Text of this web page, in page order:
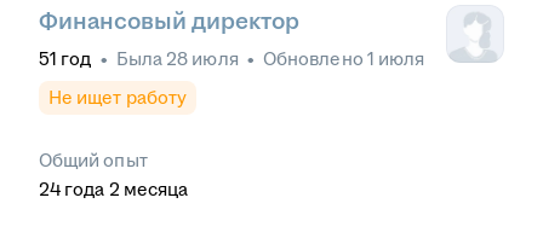
Финансовый директор
51 год • Была 28 июля • Обновлено 1 июля
Не ищет работу
Общий опыт
24 года 2 месяца